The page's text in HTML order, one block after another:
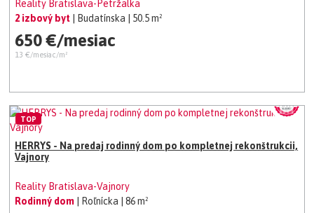
Reality Bratislava-Petržalka
2 izbový byt
| Budatínska | 50.5 m²
650 €/mesiac
13 €/mesiac/m²
HERRYS - Na predaj rodinný dom po kompletnej rekonštrukcii,
Vajnory
Reality Bratislava-Vajnory
Rodinný dom
| Roľnícka | 86 m²
TOP